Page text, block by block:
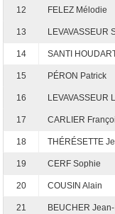
12 FELEZ Mélodie
13 LEVAVASSEUR
14 SANTI
15 PÉRON Patrick
16 LEVAVASSEUR
17 CARLIER
18 THÉRÉSETTE
19 CERF Sophie
20 COUSIN Alain
21 BEUCHER